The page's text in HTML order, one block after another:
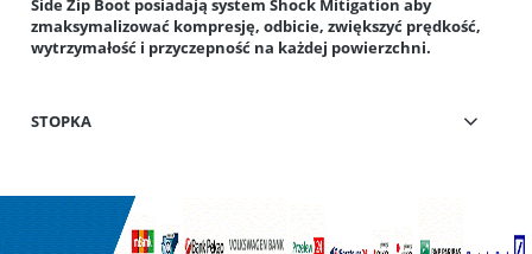
Side Zip Boot posiadają system Shock Mitigation aby
zmaksymalizować kompresję, odbicie, zwiększyć prędkość,
wytrzymałość i przyczepność na każdej powierzchni.
STOPKA